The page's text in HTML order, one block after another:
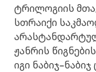
ტრილოგიის
სთრაიქი
ჟანრის
იგი